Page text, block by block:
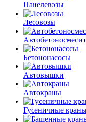
Панелевозы
Лесовозы
Бетононасосы
Автовышки
Автокраны
Гусеничные краны